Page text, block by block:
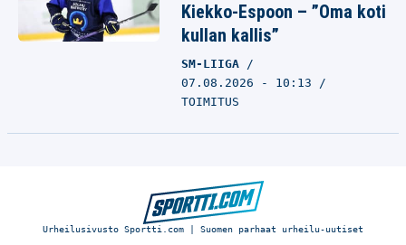
Kiekko-Espoon – ”Oma koti
kullan kallis”
SM-LIIGA
07.08.2026 - 10:13
TOIMITUS
Urheilusivusto Sportti.com | Suomen parhaat urheilu-uutiset